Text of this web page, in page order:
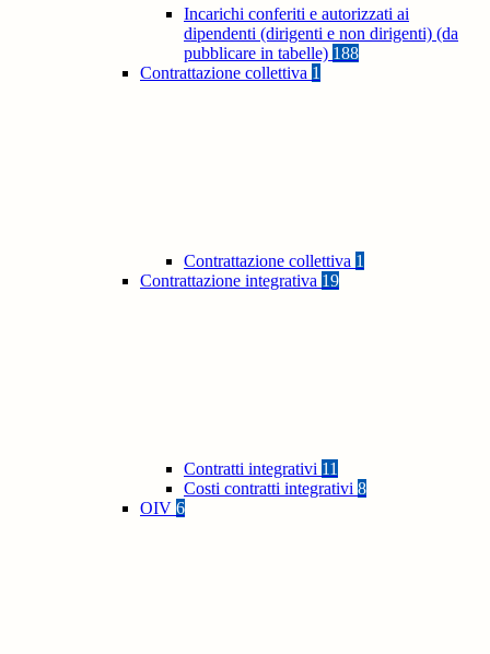
Incarichi conferiti e autorizzati ai
dipendenti (dirigenti e non dirigenti) (da
pubblicare in tabelle) 188
Contrattazione collettiva 1
Contrattazione collettiva 1
Contrattazione integrativa 19
Contratti integrativi 11
Costi contratti integrativi 8
OIV 6